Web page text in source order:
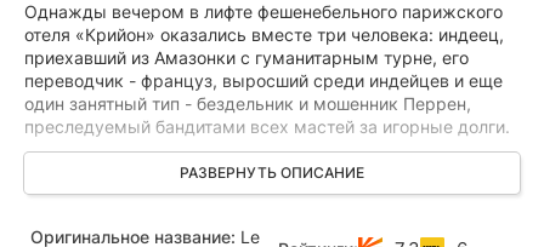
Однажды вечером в лифте фешенебельного парижского
отеля «Крийон» оказались вместе три человека: индеец,
приехавший из Амазонки с гуманитарным турне, его
переводчик - француз, выросший среди индейцев и еще
один занятный тип - бездельник и мошенник Перрен,
преследуемый бандитами всех мастей за игорные долги.
Почему-то взгляд индейца Вану падает именно на него, и
Перрен оказывается «избранным»... Спасаясь от
леса Амазонки искать душу Вану, и с ним начинают
РАЗВЕРНУТЬ ОПИСАНИЕ
Оригинальное название: Le